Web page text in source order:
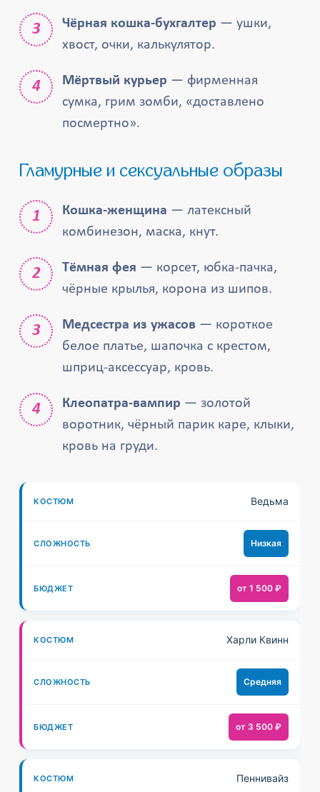
Чёрная кошка-бухгалтер — ушки,
хвост, очки, калькулятор.
Мёртвый курьер — фирменная
сумка, грим зомби, «доставлено
посмертно».
Гламурные и сексуальные образы
Кошка-женщина — латексный
комбинезон, маска, кнут.
Тёмная фея — корсет, юбка-пачка,
чёрные крылья, корона из шипов.
Медсестра из ужасов — короткое
белое платье, шапочка с крестом,
шприц-аксессуар, кровь.
Клеопатра-вампир — золотой
воротник, чёрный парик каре, клыки,
кровь на груди.
М
С
О
Н
Ведьма
Низкая
от 1 500 ₽
Харли Квинн
Средняя
от 3 500 ₽
Пеннивайз